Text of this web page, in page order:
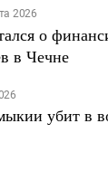
2026
о
в Чечне
убит в